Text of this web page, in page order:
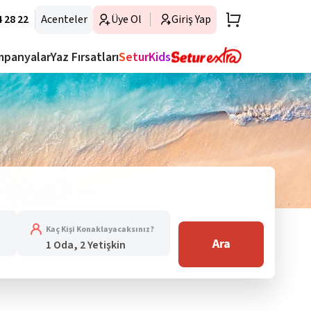
28 22 Acenteler Üye Ol Giriş Yap
Yaz FırsatlarıSeturKids
Kaç Kişi Konaklayacaksınız?
1 Oda, 2 Yetişkin Ara